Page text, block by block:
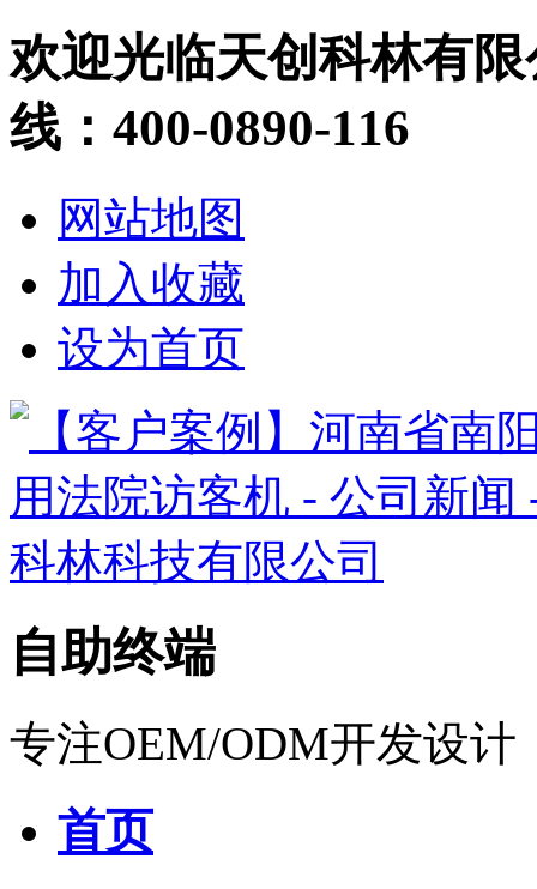
欢迎光临天创科林有
线：400-0890-116
网站地图
加入收藏
设为首页
自助终端
专注OEM/ODM开发设计
首页